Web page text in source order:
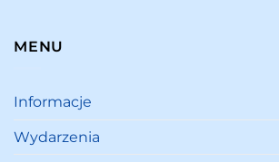
MENU
Informacje
Wydarzenia